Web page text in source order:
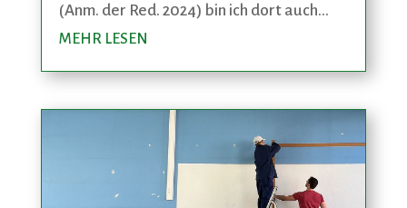
(Anm. der Red. 2024) bin ich dort auch...
MEHR LESEN